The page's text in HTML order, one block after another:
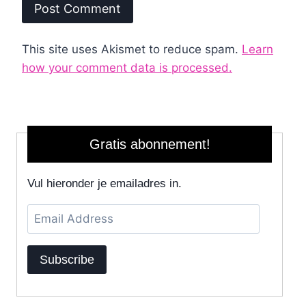
This site uses Akismet to reduce spam. Learn
how your comment data is processed.
Gratis abonnement!
Vul hieronder je emailadres in.
Email
Address
Subscribe